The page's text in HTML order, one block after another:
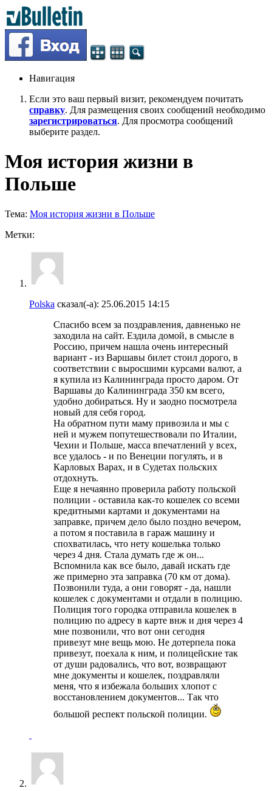
Навигация
Если это ваш первый визит, рекомендуем почитать
справку. Для размещения своих сообщений необходимо
зарегистрироваться. Для просмотра сообщений
выберите раздел.
Моя история жизни в
Польше
Тема: Моя история жизни в Польше
Метки:
Polska сказал(-а): 25.06.2015 14:15
Спасибо всем за поздравления, давненько не
заходила на сайт. Ездила домой, в смысле в
Россию, причем нашла очень интересный
вариант - из Варшавы билет стоил дорого, в
соответствии с выросшими курсами валют, а
я купила из Калининграда просто даром. От
Варшавы до Калининграда 350 км всего,
удобно добираться. Ну и заодно посмотрела
новый для себя город.
На обратном пути маму привозила и мы с
ней и мужем попутешествовали по Италии,
Чехии и Польше, масса впечатлений у всех,
все удалось - и по Венеции погулять, и в
Карловых Варах, и в Судетах польских
отдохнуть.
Еще я нечаянно проверила работу польской
полиции - оставила как-то кошелек со всеми
кредитными картами и документами на
заправке, причем дело было поздно вечером,
а потом я поставила в гараж машину и
спохватилась, что нету кошелька только
через 4 дня. Стала думать где ж он...
Вспомнила как все было, давай искать где
же примерно эта заправка (70 км от дома).
Позвонили туда, а они говорят - да, нашли
кошелек с документами и отдали в полицию.
Полиция того городка отправила кошелек в
полицию по адресу в карте внж и дня через 4
мне позвонили, что вот они сегодня
привезут мне вещь мою. Не дотерпела пока
привезут, поехала к ним, и полицейские так
от души радовались, что вот, возвращают
мне документы и кошелек, поздравляли
меня, что я избежала больших хлопот с
восстановлением документов... Так что
большой респект польской полиции.